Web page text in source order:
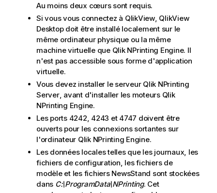
Au moins deux cœurs sont requis.
Si vous vous connectez à QlikView, QlikView
Desktopdoit être installé localement sur le
même ordinateur physique ou la même
machine virtuelle que Qlik NPrinting Engine. Il
n'est pas accessible sous forme d'application
virtuelle.
Vous devez installer le serveur Qlik NPrinting
Server, avant d'installer les moteurs Qlik
NPrinting Engine.
Les ports 4242, 4243 et 4747 doivent être
ouverts pour les connexions sortantes sur
l'ordinateur Qlik NPrinting Engine.
Les données locales telles que les journaux, les
fichiers de configuration, les fichiers de
modèle et les fichiers NewsStand sont stockées
dans C:\ProgramData\NPrinting. Cet